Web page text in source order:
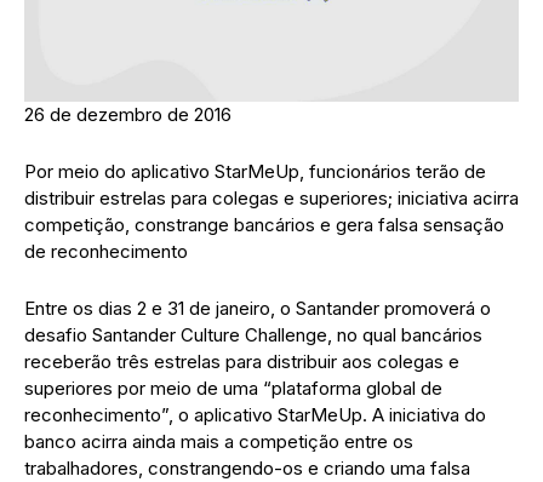
26 de dezembro de 2016
Por meio do aplicativo StarMeUp, funcionários terão de
distribuir estrelas para colegas e superiores; iniciativa acirra
competição, constrange bancários e gera falsa sensação
de reconhecimento
Entre os dias 2 e 31 de janeiro, o Santander promoverá o
desafio Santander Culture Challenge, no qual bancários
receberão três estrelas para distribuir aos colegas e
superiores por meio de uma “plataforma global de
reconhecimento”, o aplicativo StarMeUp. A iniciativa do
banco acirra ainda mais a competição entre os
trabalhadores, constrangendo-os e criando uma falsa